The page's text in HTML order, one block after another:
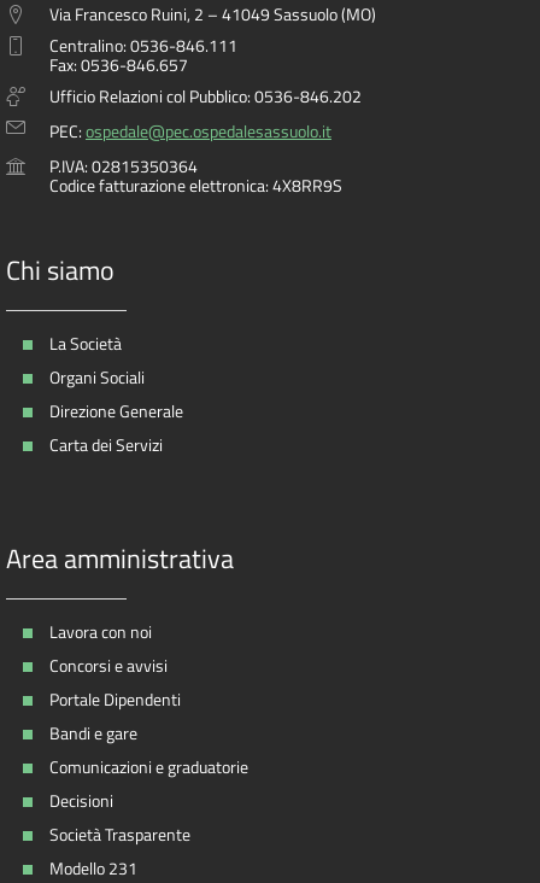
Via Francesco Ruini, 2 – 41049 Sassuolo (MO)
Centralino: 0536-846.111
Fax: 0536-846.657
Ufficio Relazioni col Pubblico: 0536-846.202
PEC:ospedale@pec.ospedalesassuolo.it
P.IVA: 02815350364
Codice fatturazione elettronica: 4X8RR9S
Chi siamo
La Società
Organi Sociali
Direzione Generale
Carta dei Servizi
Area amministrativa
Lavora con noi
Concorsi e avvisi
Portale Dipendenti
Bandi e gare
Comunicazioni e graduatorie
Decisioni
Società Trasparente
Modello 231